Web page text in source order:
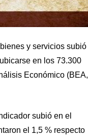
y servicios subió
en los 73.300
Económico (BEA,
subió en el
el 1,5 % respecto